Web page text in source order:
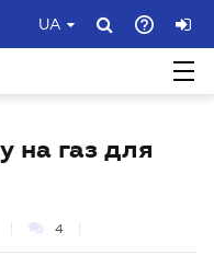
UA
на газ для
4